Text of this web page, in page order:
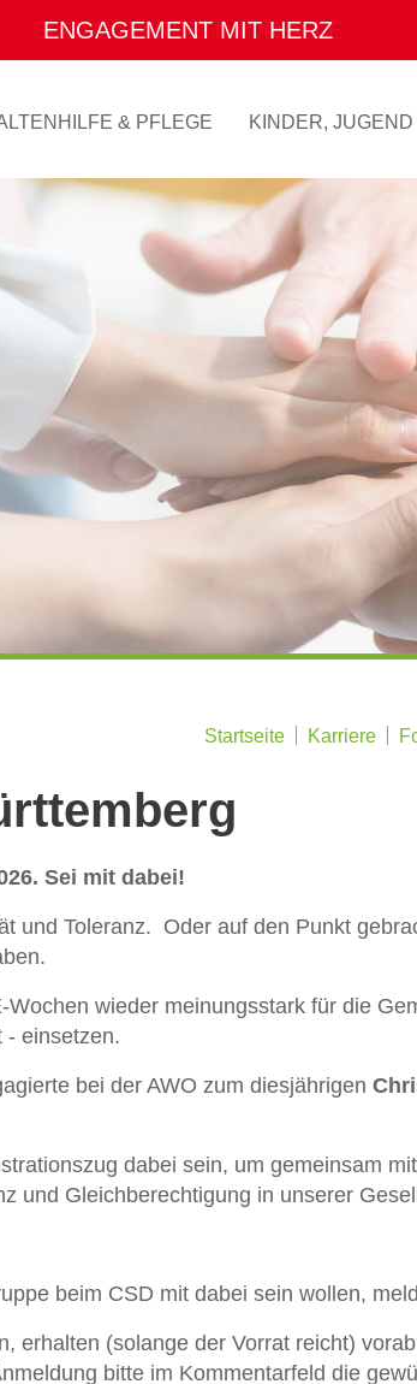
ENGAGEMENT MIT HERZ
& PFLEGE KINDER, JUGEND
Startseite Karriere
Sei mit dabei!
und Toleranz. Oder auf den Punkt
wieder meinungsstark für die
- einsetzen.
bei der AWO zum diesjährigen
dabei sein, um gemeinsam
und Gleichberechtigung in unserer
beim CSD mit dabei sein wollen,
erhalten (solange der Vorrat reicht)
bitte im Kommentarfeld die